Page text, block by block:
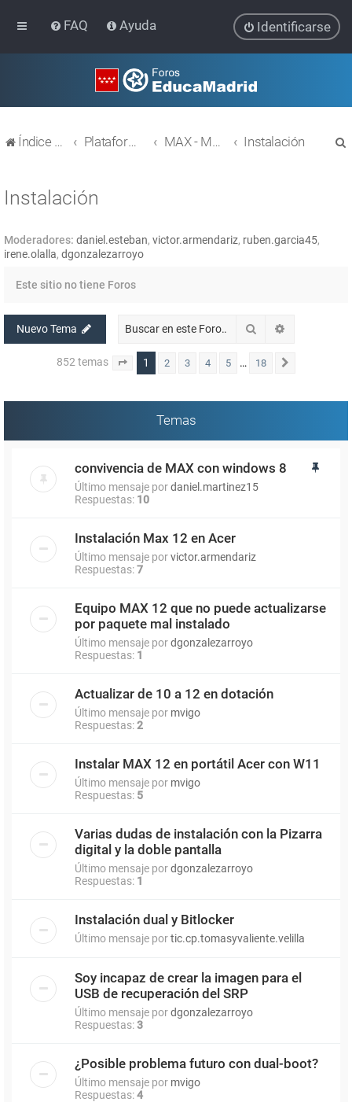
FAQ Ayuda Identificarse
Índice general Plataforma Educativa EducaMadrid MAX - MAdrid_linuX Instalación
Instalación
Moderadores: daniel.esteban, victor.armendariz, ruben.garcia45,
irene.olalla, dgonzalezarroyo
Este sitio no tiene Foros
Nuevo Tema Buscar
852 temas Página 1de 18
1 2 3 4 5 … 18
Temas
convivencia de MAX con windows 8
Último mensaje pordaniel.martinez15
Respuestas: 10
Instalación Max 12 en Acer
Último mensaje porvictor.armendariz
Respuestas:7
Equipo MAX 12 que no puede actualizarse
por paquete mal instalado
Último mensaje pordgonzalezarroyo
Respuestas: 1
Actualizar de 10 a 12 en dotación
Último mensaje por mvigo
Respuestas:2
Instalar MAX 12 en portátil Acer con W11
Último mensaje por mvigo
Respuestas: 5
Varias dudas de instalación con la Pizarra
digital y la doble pantalla
Último mensaje pordgonzalezarroyo
Respuestas: 1
Instalación dual y Bitlocker
Último mensaje portic.cp.tomasyvaliente.velilla
Soy incapaz de crear la imagen para el
USB de recuperación del SRP
Último mensaje pordgonzalezarroyo
Respuestas:3
¿Posible problema futuro con dual-boot?
Último mensaje por mvigo
Respuestas:4